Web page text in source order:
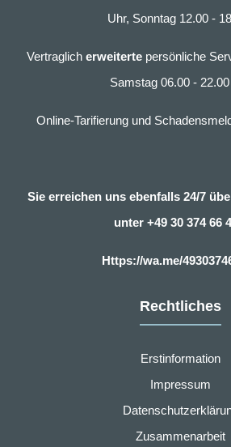
Uhr, Sonntag 12.00 -
Vertraglicherweiterte persönliche
Samstag 06.00 -
Online-Tarifierung und
Sie erreichen uns ebenfalls 24/7
unter +49 30 374 66
Https://wa.me/
Rechtliches
Erstinformation
Impressum
Zusammenarbeit